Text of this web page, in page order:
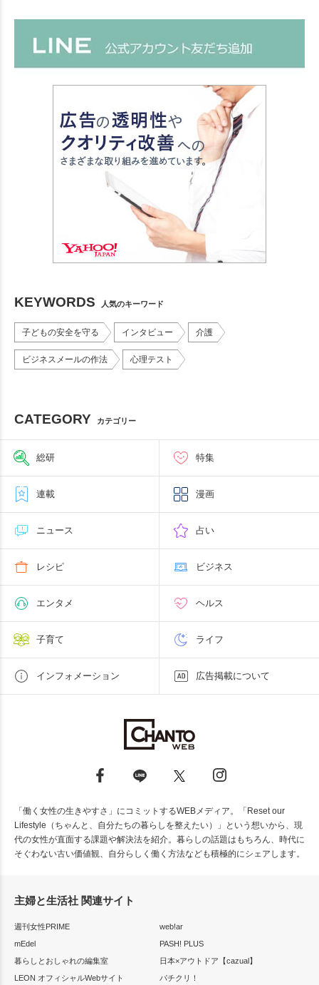
KEYWORDS 人気のキーワード
子どもの安全を守る インタビュー 介護
ビジネスメールの作法 心理テスト
CATEGORY カテゴリー
総研 特集
連載 漫画
ニュース 占い
レシピ ビジネス
エンタメ ヘルス
子育て ライフ
インフォメーション 広告掲載について
「働く女性の生きやすさ」にコミットするWEBメディア。「Reset our
Lifestyle（ちゃんと、自分たちの暮らしを整えたい）」という想いから、現
代の女性が直面する課題や解決法を紹介。暮らしの話題はもちろん、時代に
そぐわない古い価値観、自分らしく働く方法なども積極的にシェアします。
主婦と生活社 関連サイト
週刊女性PRIME
web!ar
mEdel
PASH! PLUS
暮らしとおしゃれの編集室
日本×アウトドア【cazual】
LEON オフィシャルWebサイト
パチクリ！